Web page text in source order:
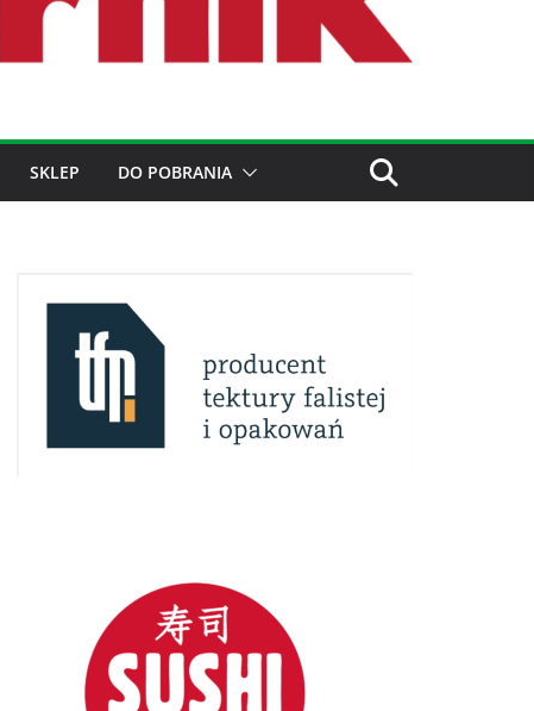
SKLEP DO POBRANIA